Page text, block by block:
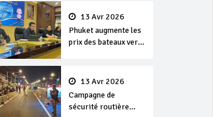
13 Avr 2026
Phuket augmente les
prix des bateaux vers
13 Avr 2026
Campagne de
sécurité routière